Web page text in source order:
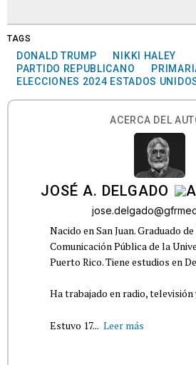
TAGS
DONALD TRUMP
NIKKI HALEY
PARTIDO REPUBLICANO
ELECCIONES 2024 ESTADOS
ACERCA DEL
JOSÉ A. DELGADO
Nacido en San Juan. Graduado
Comunicación Pública de la
Puerto Rico. Tiene estudios en
Ha trabajado en radio,
Estuvo 17... Leer más